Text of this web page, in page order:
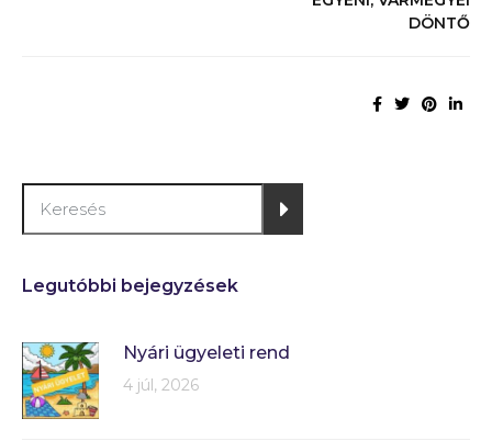
DÖNTŐ
Legutóbbi bejegyzések
Nyári ügyeleti rend
4 júl, 2026